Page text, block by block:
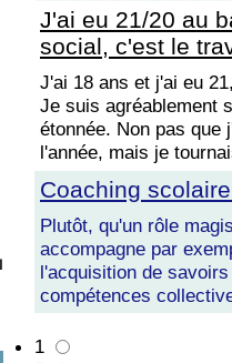
J'ai eu 21/20 au
social, c'est le
J'ai 18 ans et j'ai eu
Je suis agréablement
étonnée. Non pas que
l'année, mais je
Coaching
Plutôt, qu'un rôle
accompagne par
l'acquisition de
compétences
1